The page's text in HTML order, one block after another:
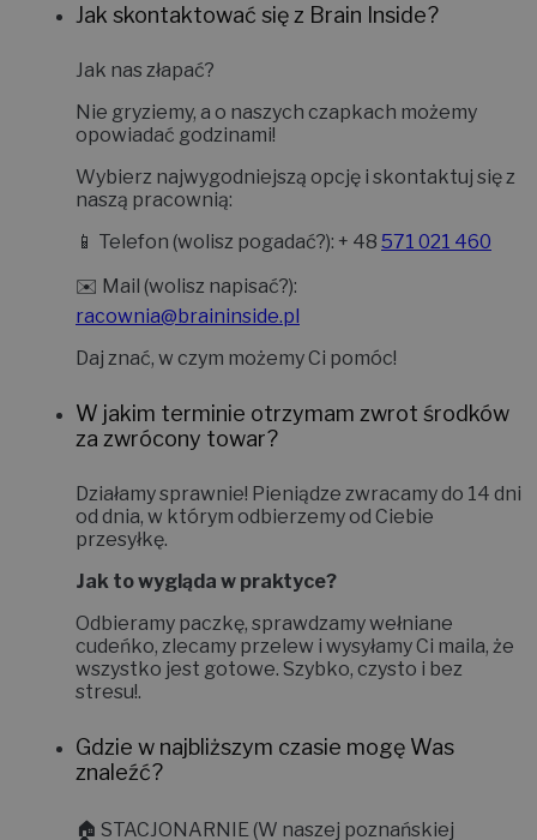
Jak skontaktować się z Brain Inside?
Jak nas złapać?
Nie gryziemy, a o naszych czapkach możemy
opowiadać godzinami!
Wybierz najwygodniejszą opcję i skontaktuj się z
naszą pracownią:
📱 Telefon (wolisz pogadać?): + 48 571 021 460
✉️ Mail (wolisz napisać?):
racownia@braininside.pl
Daj znać, w czym możemy Ci pomóc!
W jakim terminie otrzymam zwrot środków
za zwrócony towar?
Działamy sprawnie! Pieniądze zwracamy do 14 dni
od dnia, w którym odbierzemy od Ciebie
przesyłkę.
Jak to wygląda w praktyce?
Odbieramy paczkę, sprawdzamy wełniane
cudeńko, zlecamy przelew i wysyłamy Ci maila, że
wszystko jest gotowe. Szybko, czysto i bez
stresu!.
Gdzie w najbliższym czasie mogę Was
znaleźć?
🏠 STACJONARNIE (W naszej poznańskiej